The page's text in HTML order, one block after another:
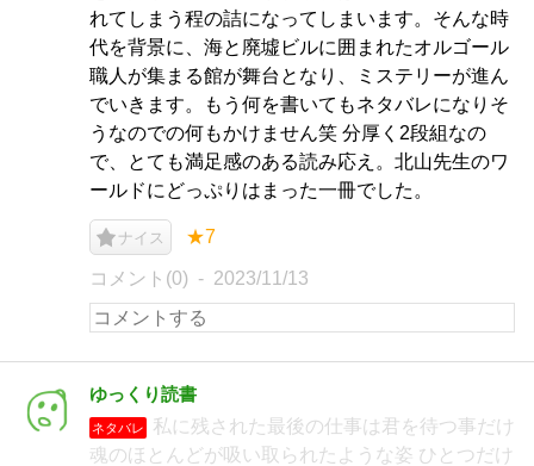
れてしまう程の詰になってしまいます。そんな時
代を背景に、海と廃墟ビルに囲まれたオルゴール
職人が集まる館が舞台となり、ミステリーが進ん
でいきます。もう何を書いてもネタバレになりそ
うなのでの何もかけません笑 分厚く2段組なの
で、とても満足感のある読み応え。北山先生のワ
ールドにどっぷりはまった一冊でした。
ナイス ★7
コメント(0) 2023/11/13
ゆっくり読書
ネタバレ
私に残された最後の仕事は君を待つ事だけ
魂のほとんどが吸い取られたような姿 ひとつだけ